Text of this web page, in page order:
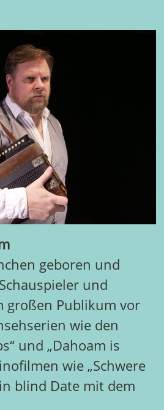
geboren und
und
großen Publikum vor
wie den
und „Dahoam is
wie „Schwere
blind Date mit dem